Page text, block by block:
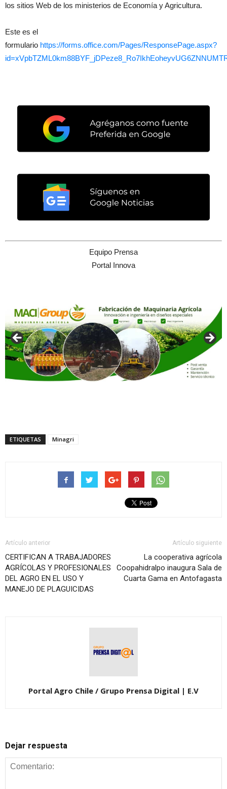
los sitios Web de los ministerios de Economía y Agricultura.
Este es el
formulario https://forms.office.com/Pages/ResponsePage.aspx?
Equipo Prensa
Portal Innova
ETIQUETAS Minagri
Artículo anterior
CERTIFICAN A TRABAJADORES
AGRÍCOLAS Y PROFESIONALES
DEL AGRO EN EL USO Y
MANEJO DE PLAGUICIDAS
Artículo siguiente
La cooperativa agrícola
Coopahidralpo inaugura Sala de
Cuarta Gama en Antofagasta
Portal Agro Chile / Grupo Prensa Digital | E.V
Dejar respuesta